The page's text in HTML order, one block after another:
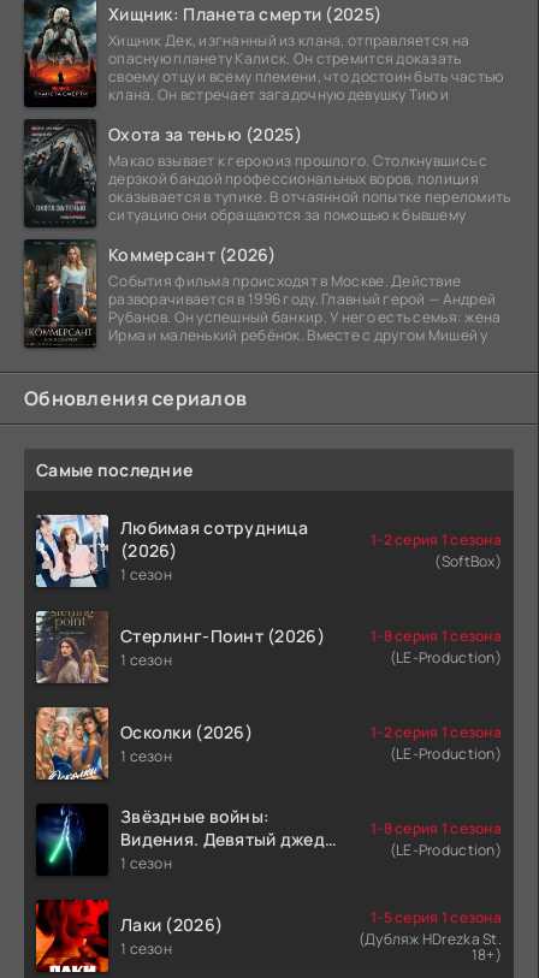
Хищник: Планета смерти (2025)
Хищник Дек, изгнанный из клана, отправляется на
опасную планету Калиск. Он стремится доказать
своему отцу и всему племени, что достоин быть частью
клана. Он встречает загадочную девушку Тию и
Охота за тенью (2025)
Макао взывает к герою из прошлого. Столкнувшись с
дерзкой бандой профессиональных воров, полиция
оказывается в тупике. В отчаянной попытке переломить
ситуацию они обращаются за помощью к бывшему
Коммерсант (2026)
События фильма происходят в Москве. Действие
разворачивается в 1996 году. Главный герой — Андрей
Рубанов. Он успешный банкир. У него есть семья: жена
Ирма и маленький ребёнок. Вместе с другом Мишей у
Обновления сериалов
Самые последние
Любимая сотрудница
(2026)
1 сезон
1-2 серия 1 сезона
(SoftBox)
Стерлинг-Поинт (2026)
1 сезон
1-8 серия 1 сезона
(LE-Production)
Осколки (2026)
1 сезон
1-2 серия 1 сезона
(LE-Production)
Звёздные войны:
Видения. Девятый джедай
(2026)
1 сезон
1-8 серия 1 сезона
(LE-Production)
Лаки (2026)
1 сезон
1-5 серия 1 сезона
(Дубляж HDrezka St.
18+)